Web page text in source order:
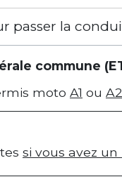
passer la
commune
moto A1 ou A2
si vous avez